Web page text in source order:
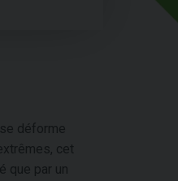
déforme
cet
que par un